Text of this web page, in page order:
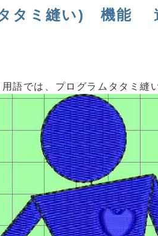
タミ縫い) 機能
語では、プログラムタタミ縫